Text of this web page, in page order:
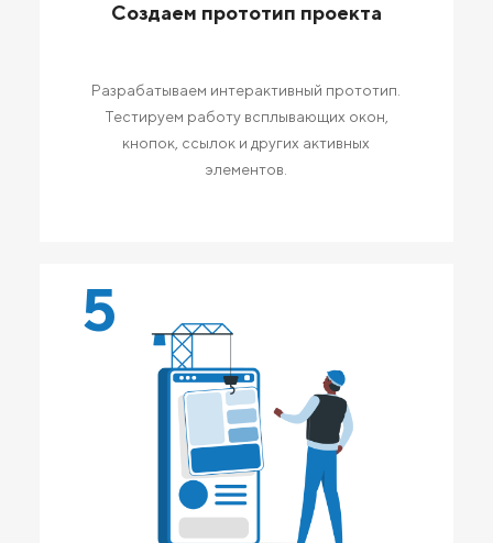
Создаем прототип проекта
Разрабатываем интерактивный прототип.
Тестируем работу всплывающих окон,
кнопок, ссылок и других активных
элементов.
5